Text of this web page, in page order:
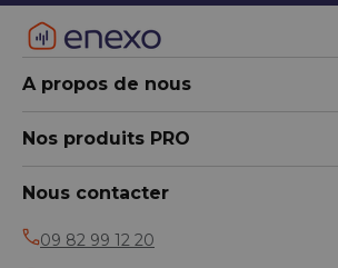
A propos de nous
Nos produits PRO
Nous contacter
09 82 99 12 20